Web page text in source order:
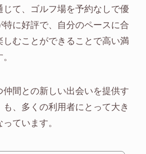
じて、ゴルフ場を予約なしで優
特に好評で、自分のペースに合
しむことができることで高い満
仲間との新しい出会いを提供す
も、多くの利用者にとって大き
ています。